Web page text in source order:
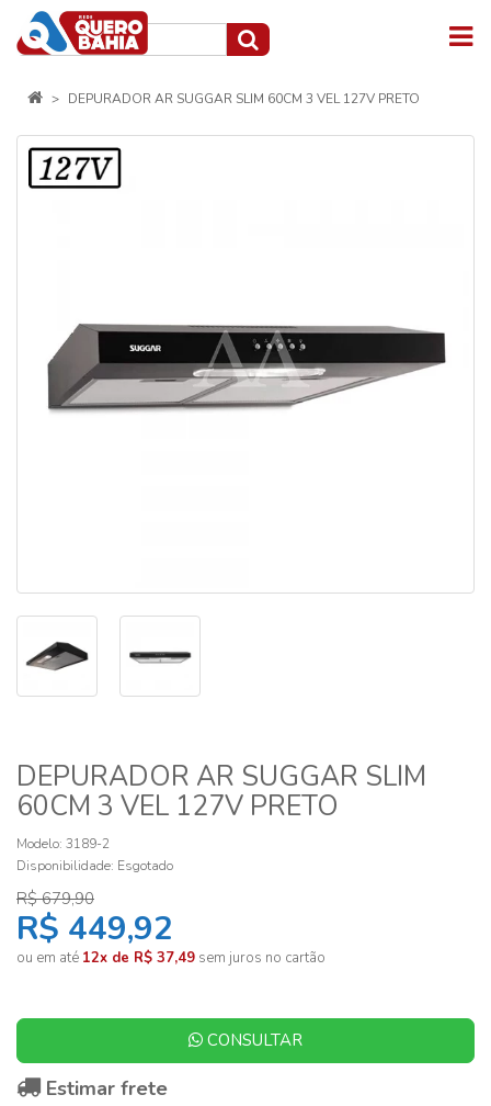
DEPURADOR AR SUGGAR SLIM 60CM 3 VEL 127V PRETO
DEPURADOR AR SUGGAR SLIM
60CM 3 VEL 127V PRETO
Modelo: 3189-2
Disponibilidade: Esgotado
R$ 679,90
R$ 449,92
ou em até 12x de R$ 37,49 sem juros no cartão
CONSULTAR
Estimar frete